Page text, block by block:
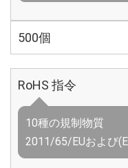
500個
RoHS 指令
10種の規制物質
2011/65/EUおよび